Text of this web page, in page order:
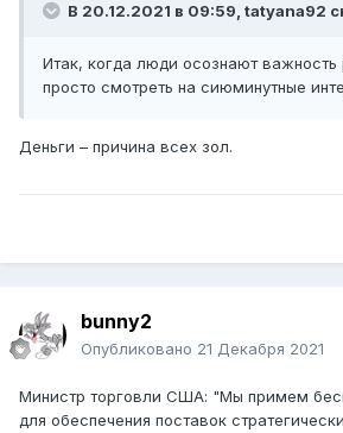
В 20.12.2021 в 09:59, tatyana92
Итак, когда люди осознают важность
просто смотреть на сиюминутные
Деньги – причина всех зол.
bunny2
Опубликовано 21 Декабря 2021
Министр торговли США: "Мы примем
для обеспечения поставок